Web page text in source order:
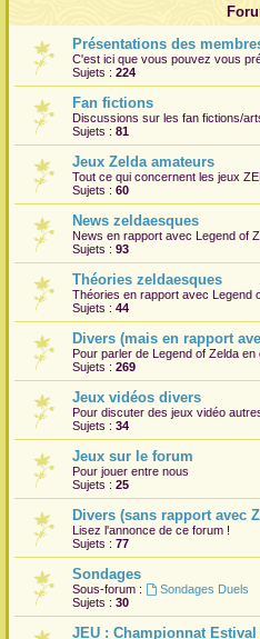
Présentations des
C'est ici que vous pouvez vous
Sujets : 224
Fan fictions
Discussions sur les fan fictions/
Sujets : 81
Jeux Zelda amateurs
Tout ce qui concernent les jeux
Sujets : 60
News zeldaesques
News en rapport avec Legend of
Sujets : 93
Théories zeldaesques
Théories en rapport avec Legend
Sujets : 44
Divers (mais en rapport
Pour parler de Legend of Zelda en
Sujets : 269
Jeux vidéos divers
Pour discuter des jeux vidéo
Sujets : 34
Jeux sur le forum
Pour jouer entre nous
Sujets : 25
Divers (sans rapport avec
Lisez l'annonce de ce forum !
Sujets : 77
Sondages
Sous-forum :
Sondages Duels
Sujets : 30
JEU : Championnat Estival